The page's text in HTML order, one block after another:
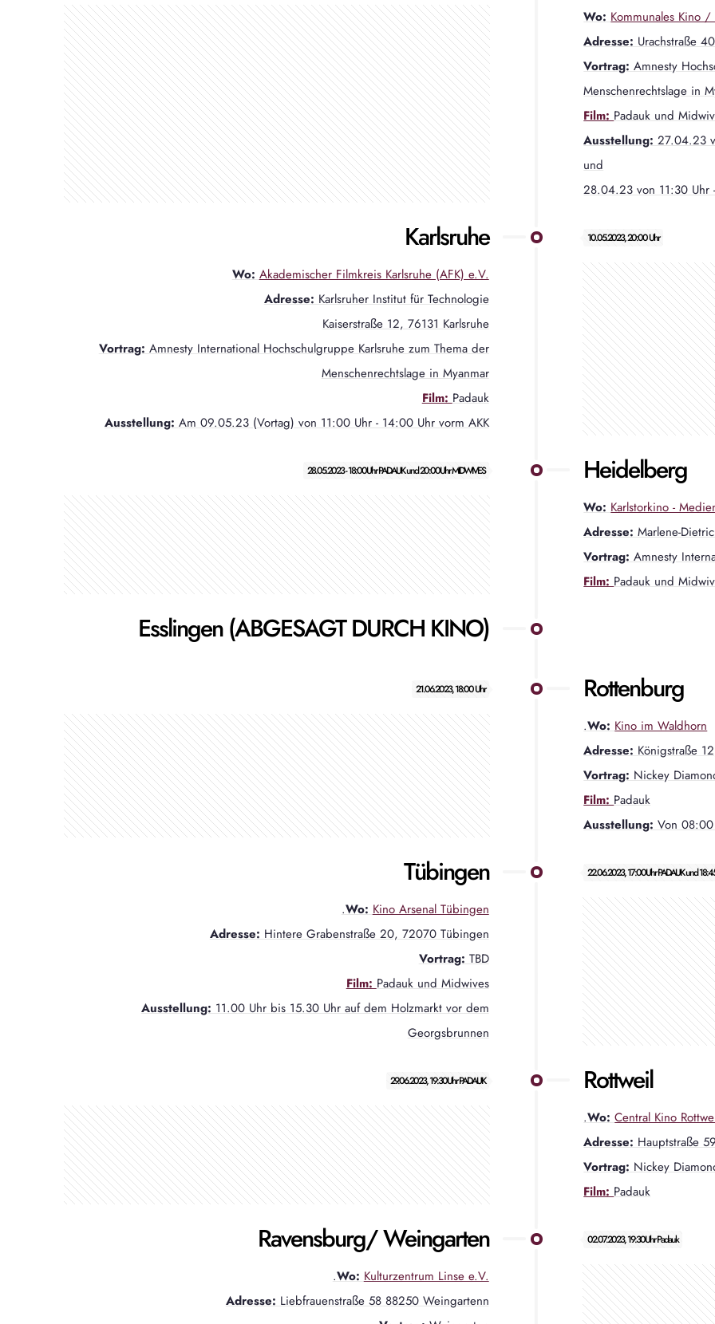
Wo: Kommunales Kino
Adresse: Urachstraße
Vortrag: Amnesty
Menschenrechtslage in
Film: Padauk und
Ausstellung:27.04.23
und
28.04.23 von 11:30 Uhr
10.05.2023, 20:00 Uhr
Karlsruhe
Wo: Akademischer Filmkreis Karlsruhe (AFK) e.V.
Adresse: Karlsruher Institut für Technologie
Kaiserstraße 12, 76131 Karlsruhe
Vortrag: Amnesty International Hochschulgruppe Karlsruhe zum Thema der
Menschenrechtslage in Myanmar
Film: Padauk
Ausstellung: Am 09.05.23 (Vortag) von 11:00 Uhr - 14:00 Uhr vorm AKK
28.05.2023 - 18:00Uhr PADAUK und 20:00Uhr MIDWIVES Heidelberg
Wo: Karlstorkino -
Adresse:Marlene-
Vortrag: Amnesty
Film: Padauk und
Esslingen (ABGESAGT DURCH KINO)
21.06.2023, 18:00 Uhr Rottenburg
.Wo: Kino im Waldhorn
Adresse: Königstraße
Vortrag: Nickey
Film: Padauk
Ausstellung:Von
22.06.2023, 17:00Uhr PADAUK und
Tübingen
.Wo: Kino Arsenal Tübingen
Adresse: Hintere Grabenstraße 20, 72070 Tübingen
Vortrag: TBD
Film: Padauk und Midwives
Ausstellung: 11.00 Uhr bis 15.30 Uhr auf dem Holzmarkt vor dem
Georgsbrunnen
29.06.2023, 19:30Uhr PADAUK Rottweil
.Wo: Central Kino
Adresse: Hauptstraße
Vortrag: Nickey
Film: Padauk
02.07.2023, 19:30Uhr Padauk
Ravensburg/ Weingarten
.Wo: Kulturzentrum Linse e.V.
Adresse: Liebfrauenstraße 58 88250 Weingartenn